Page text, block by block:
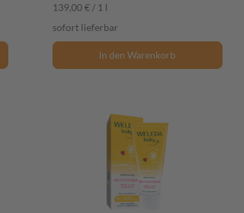
139,00 € / 1 l
sofort lieferbar
In den Warenkorb